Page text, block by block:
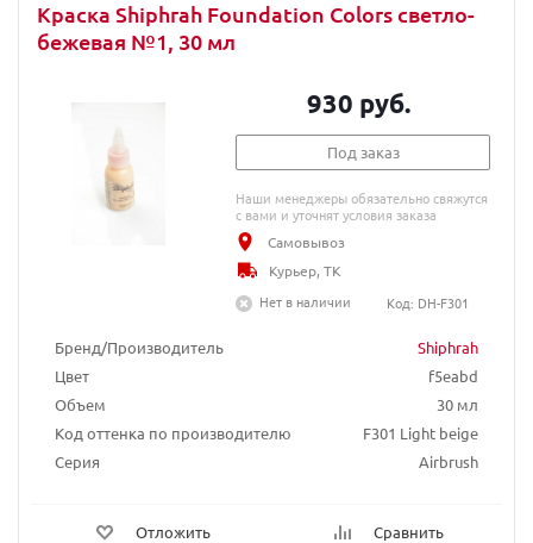
Краска Shiphrah Foundation Colors светло-
бежевая №1, 30 мл
Бренд/Производитель
Shiphrah
Цвет
f5eabd
Объем
30 мл
Код оттенка по производителю
F301 Light beige
Серия
Airbrush
Отложить Сравнить
930 руб.
Под заказ
Наши менеджеры обязательно свяжутся
с вами и уточнят условия заказа
Самовывоз
Курьер, ТК
Нет в наличии
Код: DH-F301